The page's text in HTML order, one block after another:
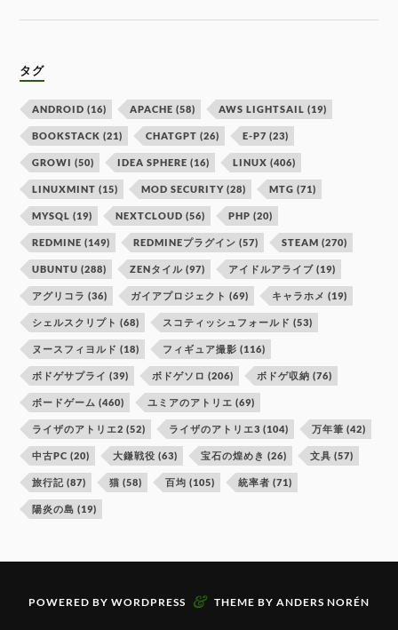
タグ
ANDROID (16) APACHE (58) AWS LIGHTSAIL (19)
BOOKSTACK (21) CHATGPT (26) E-P7 (23)
GROWI (50) IDEA SPHERE (16) LINUX (406)
LINUXMINT (15) MOD SECURITY (28) MTG (71)
MYSQL (19) NEXTCLOUD (56) PHP (20)
REDMINE (149) REDMINEプラグイン (57) STEAM (270)
UBUNTU (288) ZENタイル (97) アイドルアライブ (19)
アグリコラ (36) ガイアプロジェクト (69) キャラホメ (19)
シェルスクリプト (68) スコティッシュフォールド (53)
ヌースフィヨルド (18) フィギュア撮影 (116)
ボドゲサプライ (39) ボドゲソロ (206) ボドゲ収納 (76)
ボードゲーム (460) ユミアのアトリエ (69)
ライザのアトリエ2 (52) ライザのアトリエ3 (104) 万年筆 (42)
中古PC (20) 大鎌戦役 (63) 宝石の煌めき (26) 文具 (57)
旅行記 (87) 猫 (58) 百均 (105) 統率者 (71)
陽炎の島 (19)
POWERED BY WORDPRESS & THEME BY ANDERS NORÉN